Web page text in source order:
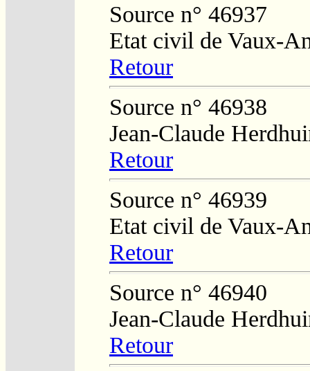
Source n° 46937
Etat civil de Vaux-
Retour
Source n° 46938
Jean-Claude
Retour
Source n° 46939
Etat civil de Vaux-
Retour
Source n° 46940
Jean-Claude
Retour